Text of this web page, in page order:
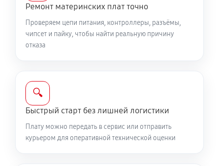
Ремонт материнских плат точно
Проверяем цепи питания, контроллеры, разъёмы,
чипсет и пайку, чтобы найти реальную причину
отказа
🔍
Быстрый старт без лишней логистики
Плату можно передать в сервис или отправить
курьером для оперативной технической оценки